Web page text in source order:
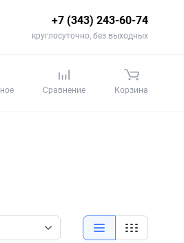
+7 (343) 243-60-74
круглосуточно, без выходных
Сравнение Корзина